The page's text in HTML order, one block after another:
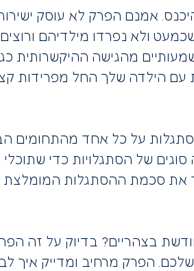
אמנם הפרק לא עוסק
שכמעט ולא נפרדו מילדיהם
מהגישה ההיקשרותית
הילדה שלך החל מפרידות
על כל אחד מהתחומים
סוגים של הסתגלויות כדי
את סכמת ההסתגלות
בצהריים? בדיוק על זה
הפרק מרחיב ומדייק איך